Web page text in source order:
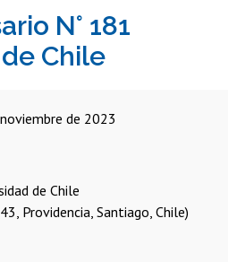
os
Egresadas/os
N° 181
Chile
noviembre de 2023
de Chile
Providencia, Santiago, Chile)